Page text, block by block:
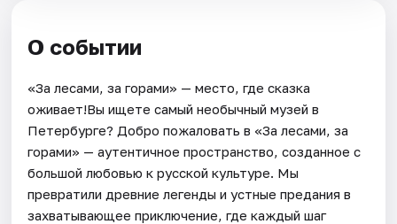
О событии
«За лесами, за горами» — место, где сказка
оживает!Вы ищете самый необычный музей в
Петербурге? Добро пожаловать в «За лесами, за
горами» — аутентичное пространство, созданное с
большой любовью к русской культуре. Мы
превратили древние легенды и устные предания в
захватывающее приключение, где каждый шаг